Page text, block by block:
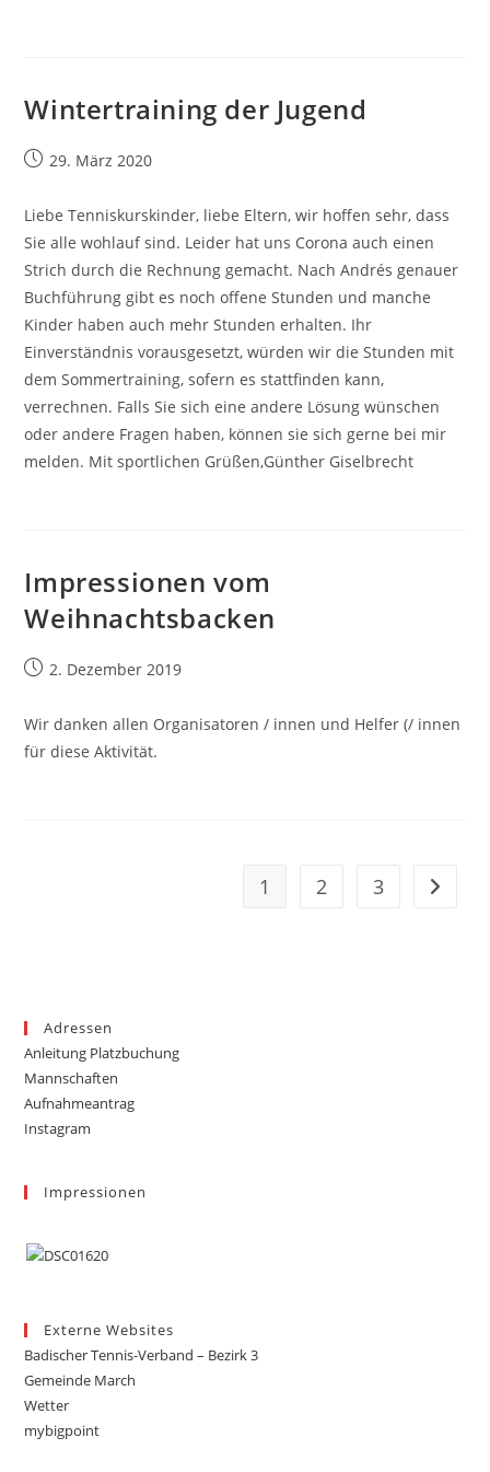
Wintertraining der Jugend
Beitrag29. März 2020
Liebe Tenniskurskinder, liebe Eltern, wir hoffen sehr, dass
Sie alle wohlauf sind. Leider hat uns Corona auch einen
Strich durch die Rechnung gemacht. Nach Andrés genauer
Buchführung gibt es noch offene Stunden und manche
Kinder haben auch mehr Stunden erhalten. Ihr
Einverständnis vorausgesetzt, würden wir die Stunden mit
dem Sommertraining, sofern es stattfinden kann,
verrechnen. Falls Sie sich eine andere Lösung wünschen
oder andere Fragen haben, können sie sich gerne bei mir
melden. Mit sportlichen Grüßen,Günther Giselbrecht
Impressionen vom
Weihnachtsbacken
Beitrag2. Dezember 2019
Wir danken allen Organisatoren / innen und Helfer (/ innen
für diese Aktivität.
1 2 3 Zur
Adressen
Anleitung Platzbuchung
Mannschaften
Aufnahmeantrag
Instagram
Impressionen
Externe Websites
Badischer Tennis-Verband – Bezirk 3
Gemeinde March
Wetter
mybigpoint